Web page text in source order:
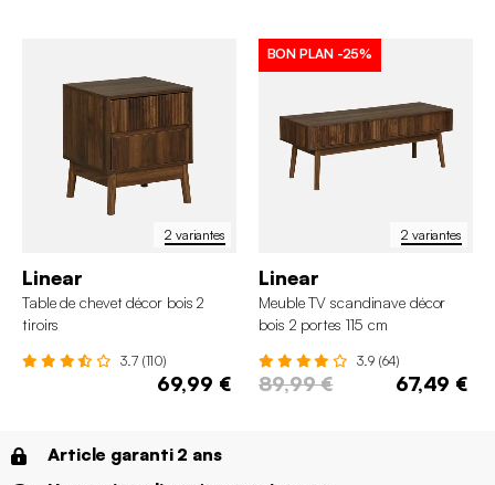
2 variantes
Linear
Table de chevet décor bois 2
tiroirs
3.7 (110)
69,99 €
2 variantes
BON PLAN -25%
Linear
Meuble TV scandinave décor
bois 2 portes 115 cm
3.9 (64)
89,99 € 67,49 €
Article garanti 2 ans